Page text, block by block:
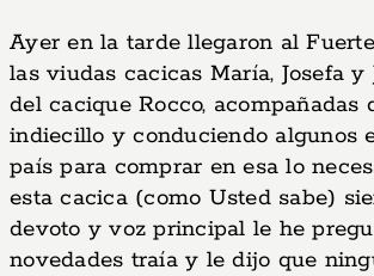
Ayer en la tarde llegaron al
las viudas cacicas María, Josefa y
del cacique Rocco, acompañadas
indiecillo y conduciendo algunos
país para comprar en esa lo
esta cacica (como Usted sabe)
devoto y voz principal le he
novedades traía y le dijo que